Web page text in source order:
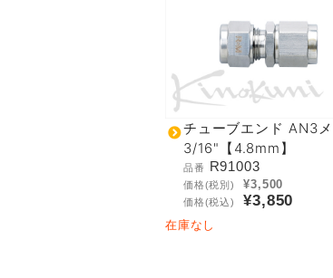
チューブエンド AN3メ
3/16"【4.8mm】
品番 R91003
価格(税別) ¥3,500
価格(税込) ¥3,850
在庫なし